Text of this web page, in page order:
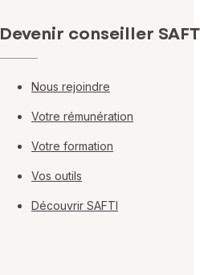
Devenir conseiller
Nous rejoindre
Votre rémunération
Votre formation
Vos outils
Découvrir SAFTI